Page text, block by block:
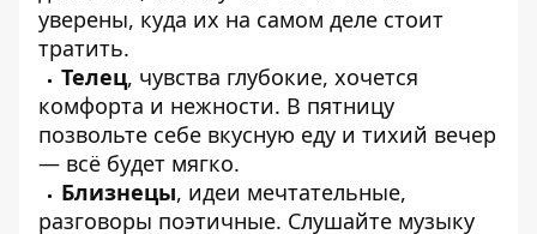
уверены, куда их на самом деле стоит
тратить.
Телец, чувства глубокие, хочется
комфорта и нежности. В пятницу
позвольте себе вкусную еду и тихий вечер
— всё будет мягко.
Близнецы, идеи мечтательные,
разговоры поэтичные. Слушайте музыку